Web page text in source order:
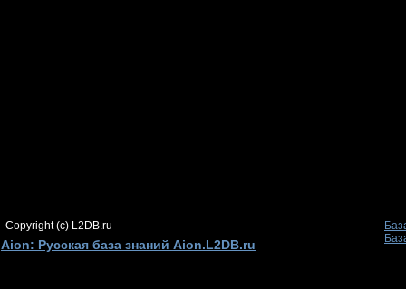
Copyright (c) L2DB.ru
Aion: Русская база знаний Aion.L2DB.ru